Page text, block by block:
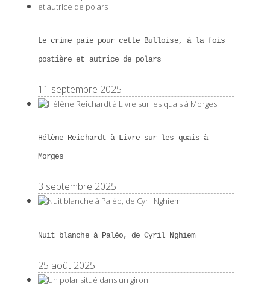
Le crime paie pour cette Bulloise, à la fois
postière et autrice de polars
11 septembre 2025
Hélène Reichardt à Livre sur les quais à
Morges
3 septembre 2025
Nuit blanche à Paléo, de Cyril Nghiem
25 août 2025